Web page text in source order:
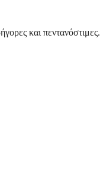
και πεντανόστιμες.